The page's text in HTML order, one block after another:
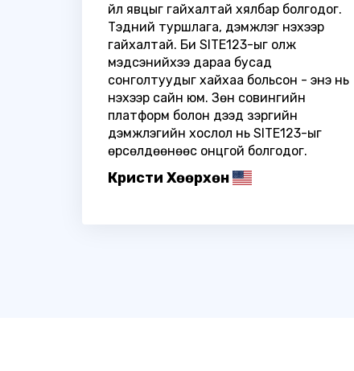
үйл явцыг гайхалтай хялбар болгодог.
Тэдний туршлага, дэмжлэг үнэхээр
гайхалтай. Би SITE123-ыг олж
мэдсэнийхээ дараа бусад
сонголтуудыг хайхаа больсон - энэ нь
үнэхээр сайн юм. Зөн совингийн
платформ болон дээд зэргийн
дэмжлэгийн хослол нь SITE123-ыг
өрсөлдөөнөөс онцгой болгодог.
Кристи Хөөрхөн